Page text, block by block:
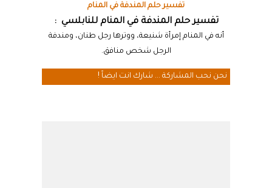
تفسير حلم المندفة في المنام
تفسير حلم المندفة في المنام للنابلسي :
أنه في المنام إمرأة شنيعة، ووترها رجل طنان، ومندفة
الرجل شخص منافق.
نحن نحب المشاركة ... شارك انت ايضاً !